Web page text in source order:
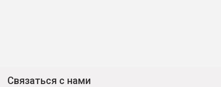
Связаться с нами